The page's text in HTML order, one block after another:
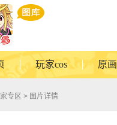
玩家cos 原
专区 > 图片详情